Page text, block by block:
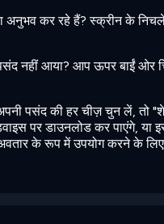
अनुभव कर रहे हैं? स्क्रीन के
नहीं आया? आप ऊपर बाईं ओर
पसंद की हर चीज़ चुन लें, तो
पर डाउनलोड कर पाएंगे,
के रूप में उपयोग करने के